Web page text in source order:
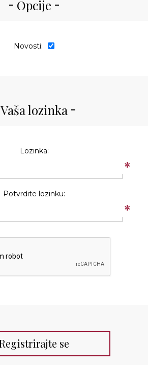
Opcije
Novosti:
Vaša lozinka
Lozinka:
*
Potvrdite lozinku:
*